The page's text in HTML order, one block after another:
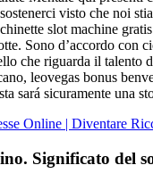
visto che noi
slot machine
Sono d’accordo con
che riguarda il talento
leovegas bonus
sará sicuramente una
Online | Diventare
Significato del